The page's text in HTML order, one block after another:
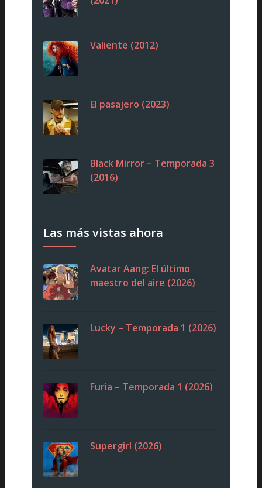
Valiente (2012)
El pasajero (2023)
Black Mirror – Temporada 3
(2016)
Las más vistas ahora
Avatar Aang: El último
maestro del aire (2026)
Lucky – Temporada 1 (2026)
Furia – Temporada 1 (2026)
Supergirl (2026)